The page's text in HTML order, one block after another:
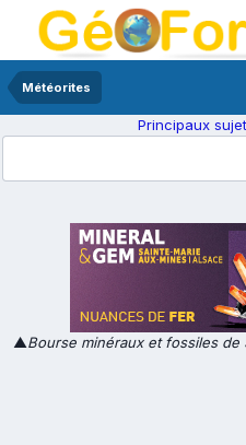
Météorites
Principaux
▲Bourse minéraux et fossiles de